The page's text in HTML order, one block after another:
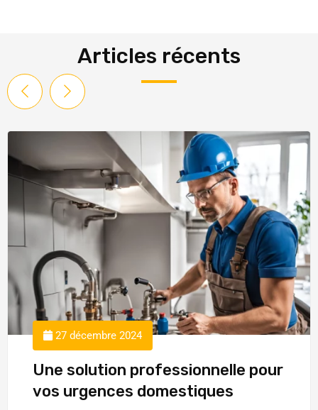
Articles récents
27 décembre 2024
Une solution professionnelle pour
vos urgences domestiques